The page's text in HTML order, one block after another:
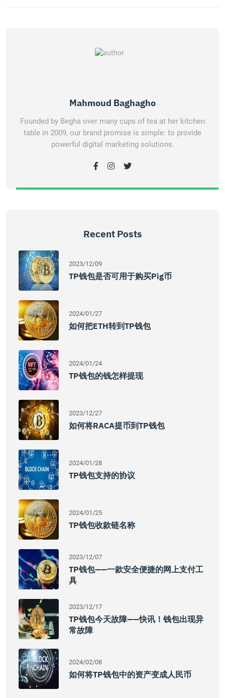
Mahmoud Baghagho
Founded by Begha over many cups of tea at her kitchen
table in 2009, our brand promise is simple: to provide
powerful digital marketing solutions.
Recent Posts
2023/12/09
TP钱包是否可用于购买Pig币
2024/01/27
如何把ETH转到TP钱包
2024/01/24
TP钱包的钱怎样提现
2023/12/27
如何将RACA提币到TP钱包
2024/01/28
TP钱包支持的协议
2024/01/25
TP钱包收款链名称
2023/12/07
TP钱包——一款安全便捷的网上支付工
具
2023/12/17
TP钱包今天故障——快讯！钱包出现异
常故障
2024/02/08
如何将TP钱包中的资产变成人民币